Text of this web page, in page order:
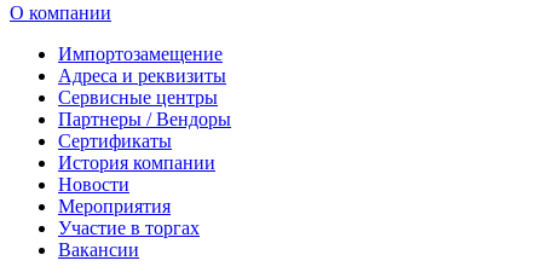
О компании
Импортозамещение
Адреса и реквизиты
Сервисные центры
Партнеры / Вендоры
Сертификаты
История компании
Новости
Мероприятия
Участие в торгах
Вакансии